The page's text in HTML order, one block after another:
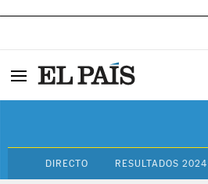
DIRECTO RESULTADOS 2024